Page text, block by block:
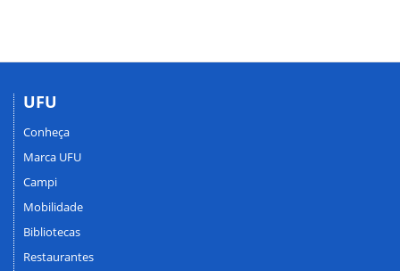
UFU
Conheça
Marca UFU
Campi
Mobilidade
Bibliotecas
Restaurantes